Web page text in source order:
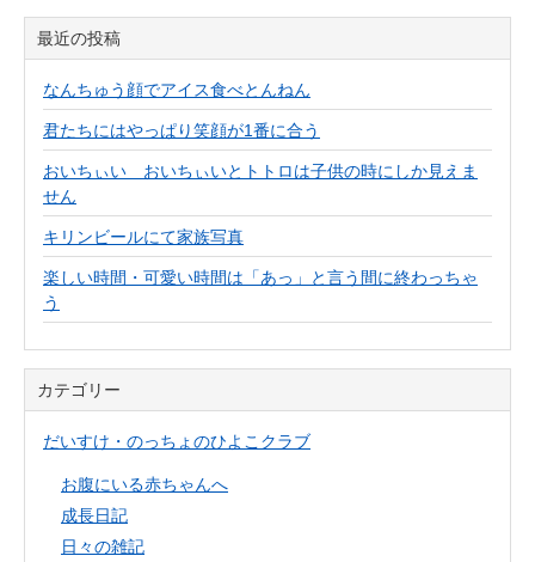
最近の投稿
なんちゅう顔でアイス食べとんねん
君たちにはやっぱり笑顔が1番に合う
おいちぃい おいちぃいとトトロは子供の時にしか見えま
せん
キリンビールにて家族写真
楽しい時間・可愛い時間は「あっ」と言う間に終わっちゃ
う
カテゴリー
だいすけ・のっちょのひよこクラブ
お腹にいる赤ちゃんへ
成長日記
日々の雑記